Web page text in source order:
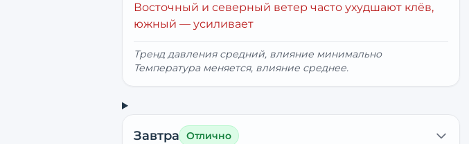
Восточный и северный ветер часто ухудшают клёв,
южный — усиливает
Тренд давления средний, влияние минимально
Температура меняется, влияние среднее.
Завтра Отлично